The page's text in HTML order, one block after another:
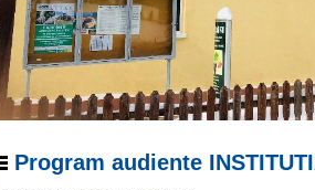
Program audiente